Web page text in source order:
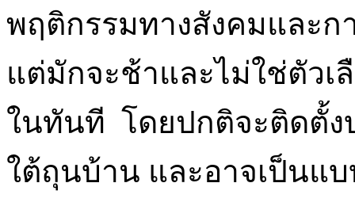
พฤติกรรมทางสังคมและก
แต่มักจะช้าและไม่ใช่ตัว
ในทันที โดยปกติจะติดตั้ง
ใต้ถุนบ้าน และอาจเป็นแ